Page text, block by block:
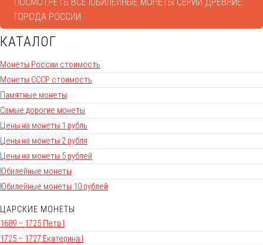
ГОРОДА РОССИИ
КАТАЛОГ
Монеты России стоимость
Монеты СССР стоимость
Памятные монеты
Самые дорогие монеты
Цены на монеты 1 рубль
Цены на монеты 2 рубля
Цены на монеты 5 рублей
Юбилейные монеты
Юбилейные монеты 10 рублей
ЦАРСКИЕ МОНЕТЫ
1689 – 1725 Петр I
1725 – 1727 Екатерина I